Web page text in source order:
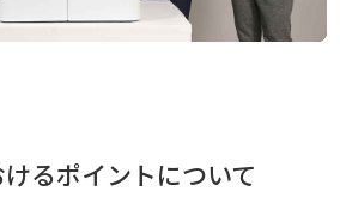
るポイントについて